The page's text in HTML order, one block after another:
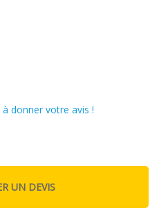
donner votre avis !